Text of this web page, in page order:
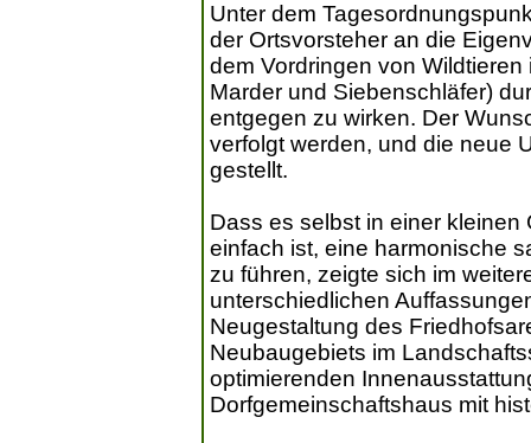
Unter dem
der Ortsvorsteher an die
dem Vordringen von
Marder und Siebenschläfer)
entgegen zu wirken. Der
verfolgt werden, und die neue
gestellt.
Dass es selbst in einer
einfach ist, eine harmonische
zu führen, zeigte sich im
unterschiedlichen
Neugestaltung des
Neubaugebiets im
optimierenden
Dorfgemeinschaftshaus mit